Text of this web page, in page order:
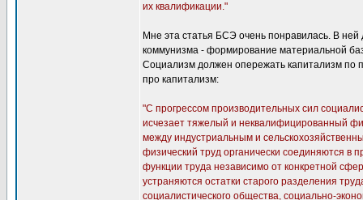
их квалификации."
Мне эта статья БСЭ очень понравилась. В
коммунизма - формирование материальной
Социализм должен опережать капитализм по
про капитализм:
"С прогрессом производительных сил
исчезает тяжелый и неквалифицированный
между индустриальным и
физический труд органически соединяются в
функции труда независимо от конкретной
устраняются остатки старого разделения
социалистического общества, социально-